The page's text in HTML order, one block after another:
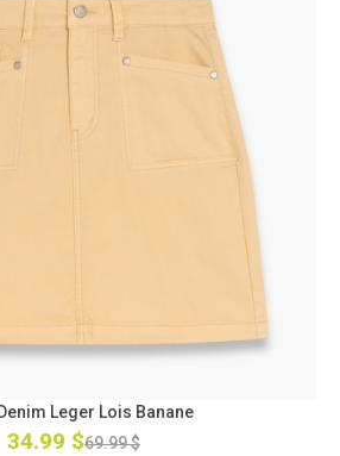
Leger Lois Banane
34.99 $69.99 $